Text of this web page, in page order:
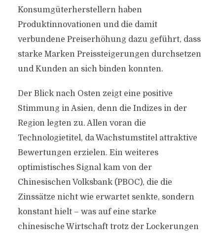
Konsumgüterherstellern haben
Produktinnovationen und die damit
verbundene Preiserhöhung dazu geführt, dass
starke Marken Preissteigerungen durchsetzen
und Kunden an sich binden konnten.
Der Blick nach Osten zeigt eine positive
Stimmung in Asien, denn die Indizes in der
Region legten zu. Allen voran die
Technologietitel, da Wachstumstitel attraktive
Bewertungen erzielen. Ein weiteres
optimistisches Signal kam von der
Chinesischen Volksbank (PBOC), die die
Zinssätze nicht wie erwartet senkte, sondern
konstant hielt – was auf eine starke
chinesische Wirtschaft trotz der Lockerungen